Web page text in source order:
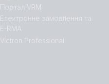
Портал VRM
Електронне замовлення та
E-RMA
Victron Professional